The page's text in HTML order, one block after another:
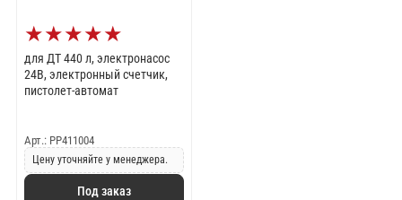
★★★★★
для ДТ 440 л, электронасос
24В, электронный счетчик,
пистолет-автомат
Арт.: PP411004
Цену уточняйте у менеджера.
Под заказ